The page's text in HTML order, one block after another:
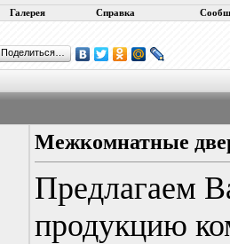
Галерея Справка
Поделиться…
Межкомнатные
Предлагаем
продукцию